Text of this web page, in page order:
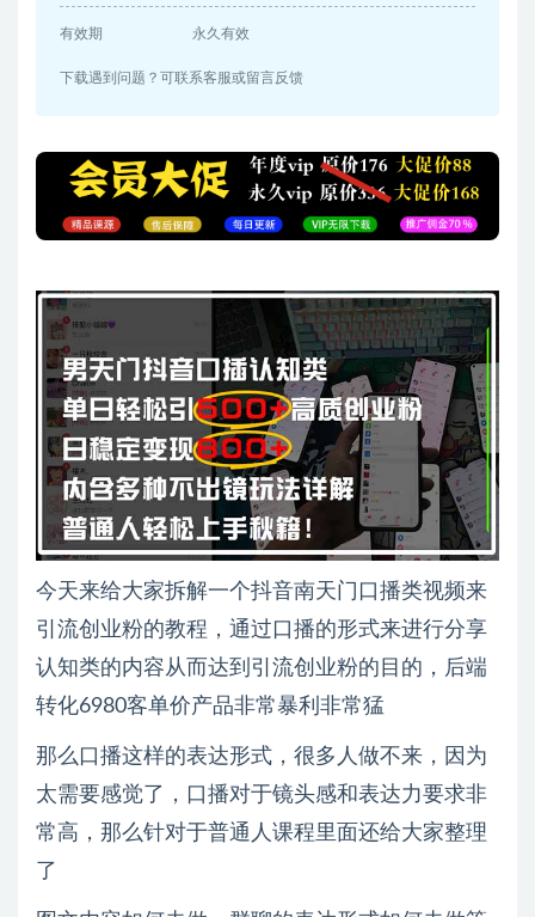
有效期 永久有效
下载遇到问题？可联系客服或留言反馈
今天来给大家拆解一个抖音南天门口播类视频来
引流创业粉的教程，通过口播的形式来进行分享
认知类的内容从而达到引流创业粉的目的，后端
转化6980客单价产品非常暴利非常猛
那么口播这样的表达形式，很多人做不来，因为
太需要感觉了，口播对于镜头感和表达力要求非
常高，那么针对于普通人课程里面还给大家整理
了